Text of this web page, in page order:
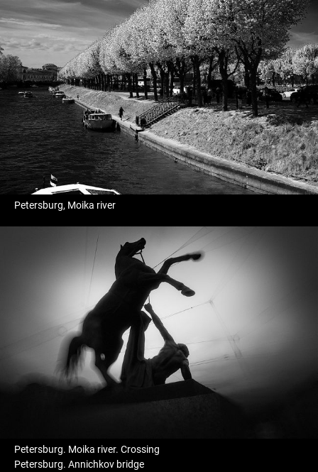
Petersburg, Moika river
Petersburg. Moika river. Crossing
Petersburg. Annichkov bridge